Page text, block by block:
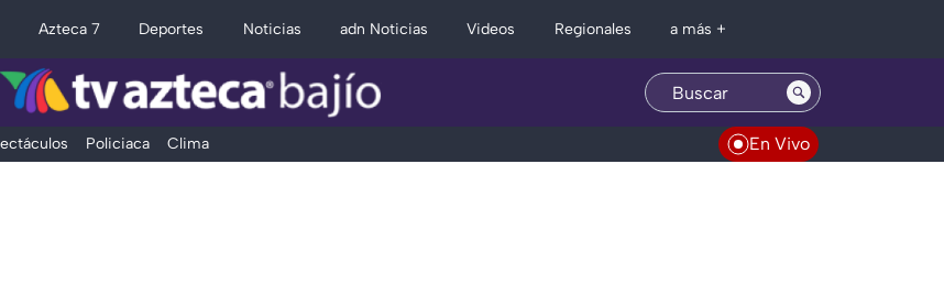
Azteca 7 Deportes Noticias adn Noticias Videos Regionales a más +
Policiaca Clima En Vivo